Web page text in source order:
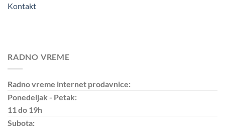
Kontakt
RADNO VREME
Radno vreme internet prodavnice:
Ponedeljak - Petak:
11 do 19h
Subota: